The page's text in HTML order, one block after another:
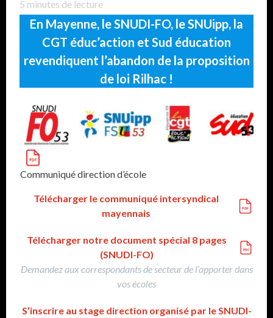
5 minutes de lecture
En Mayenne, le SNUDI-FO, le SNUipp, la
CGT éduc’action et Sud éducation
revendiquent l’abandon de la proposition
de loi Rilhac !
Communiqué direction d’école
Télécharger le communiqué intersyndical
mayennais
Télécharger notre document spécial 8 pages
(SNUDI-FO)
Demandez aux correspondants de secteur de l’apporter dans
vos écoles
S’inscrire au stage direction organisé par le SNUDI-